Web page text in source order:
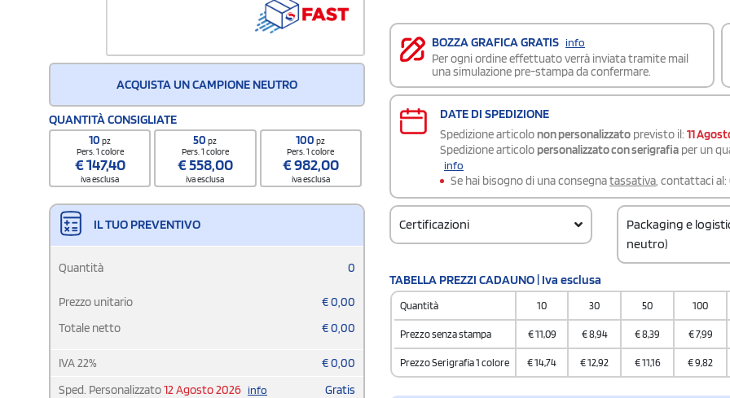
ACQUISTA UN CAMPIONE NEUTRO
QUANTITÀ CONSIGLIATE
10pz
Pers. 1 colore
€147,40
iva esclusa
50pz
Pers. 1 colore
€558,00
iva esclusa
100pz
Pers. 1 colore
€982,00
iva esclusa
IL TUO PREVENTIVO
Quantità 0
Prezzo unitario €0,00
Totale netto
€0,00
IVA22% €0,00
Sped. Personalizzato12 Agosto 2026 info
Gratis
BOZZA GRAFICA GRATIS info
Per ogni ordine effettuato verrà inviata tramite mail
una simulazione pre-stampa da confermare.
DATE DI SPEDIZIONE
Spedizione articolo non personalizzato previsto il: 11
Spedizione articolo personalizzato con serigrafia per un
info
Se hai bisogno di una consegnatassativa , contattaci al:
Certificazioni
Packaging e
neutro)
Quantità per
20 / Polybag
Quantità per scatola
TABELLA PREZZI CADAUNO | Iva esclusa
Quantità 10 30 50 100
Prezzo senza stampa €11,09 €8,94 €8,39 €7,99
Prezzo Serigrafia 1 colore €14,74 €12,92 €11,16 €9,82